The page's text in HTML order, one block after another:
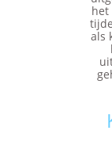
het
als